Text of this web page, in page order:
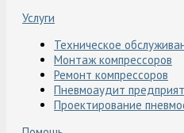
Услуги
Техническое
Монтаж компрессоров
Ремонт компрессоров
Пневмоаудит
Проектирование